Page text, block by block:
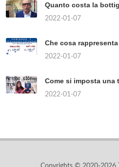
Quanto costa la
2022-01-07
Che cosa
2022-01-07
Come si imposta una
2022-01-07